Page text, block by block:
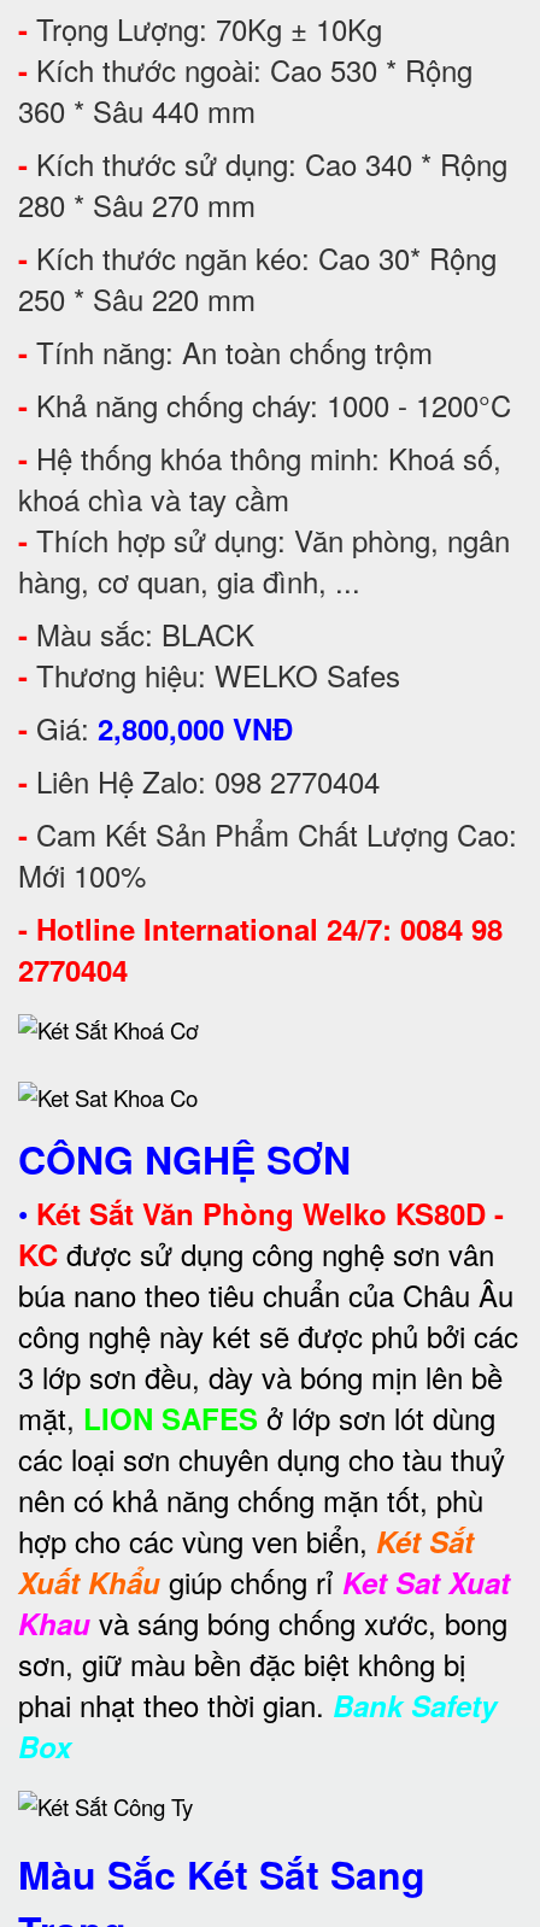
- Trọng Lượng: 70Kg ± 10Kg
- Kích thước ngoài: Cao 530 * Rộng
360 * Sâu 440 mm
- Kích thước sử dụng: Cao 340 * Rộng
280 * Sâu 270 mm
- Kích thước ngăn kéo: Cao 30* Rộng
250 * Sâu 220 mm
- Tính năng: An toàn chống trộm
- Khả năng chống cháy: 1000 - 1200°C
- Hệ thống khóa thông minh: Khoá số,
khoá chìa và tay cầm
- Thích hợp sử dụng: Văn phòng, ngân
hàng, cơ quan, gia đình, ...
- Màu sắc: BLACK
- Thương hiệu: WELKO Safes
- Giá: 2,800,000 VNĐ
- Liên Hệ Zalo: 098 2770404
- Cam Kết Sản Phẩm Chất Lượng Cao:
Mới 100%
- Hotline International 24/7: 0084 98
2770404
CÔNG NGHỆ SƠN
• Két Sắt Văn Phòng Welko KS80D -
KC được sử dụng công nghệ sơn vân
búa nano theo tiêu chuẩn của Châu Âu
công nghệ này két sẽ được phủ bởi các
3 lớp sơn đều, dày và bóng mịn lên bề
mặt, LION SAFES ở lớp sơn lót dùng
các loại sơn chuyên dụng cho tàu thuỷ
nên có khả năng chống mặn tốt, phù
hợp cho các vùng ven biển, Két Sắt
Xuất Khẩu giúp chống rỉ Ket Sat Xuat
Khau và sáng bóng chống xước, bong
sơn, giữ màu bền đặc biệt không bị
phai nhạt theo thời gian. Bank Safety
Box
Màu Sắc Két Sắt Sang